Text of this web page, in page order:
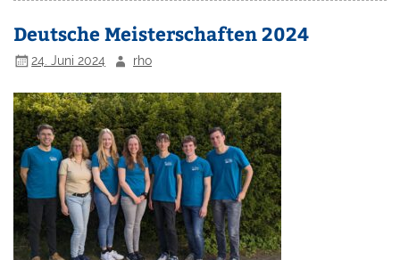
Deutsche Meisterschaften 2024
24. Juni 2024 rho